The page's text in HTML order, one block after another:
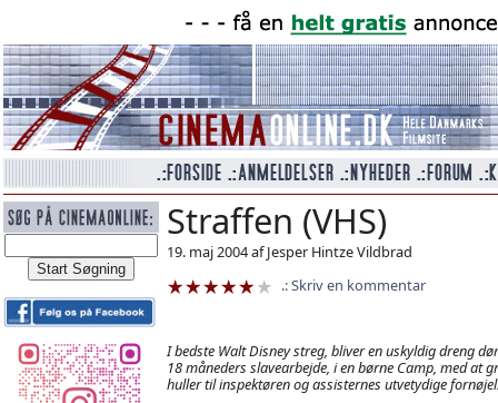
Straffen (VHS)
19. maj 2004 af Jesper Hintze Vildbrad
Skriv en kommentar
I bedste Walt Disney streg, bliver en uskyldig dreng
18 måneders slavearbejde, i en børne Camp, med at
huller til inspektøren og assisternes utvetydige